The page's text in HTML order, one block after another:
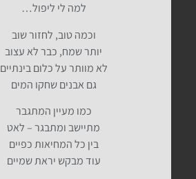
למה לי ליפול…
וכמה טוב, לחזור שוב
יותר שמח, כבר לא עצוב
לא מוותר על כלום בינתיים
גם אבנים שחקו המים
כמו מעיין המתגבר
מתיישב ומתבגר – לאט
בין כל המחיאות כפיים
עוד מבקש יראת שמיים